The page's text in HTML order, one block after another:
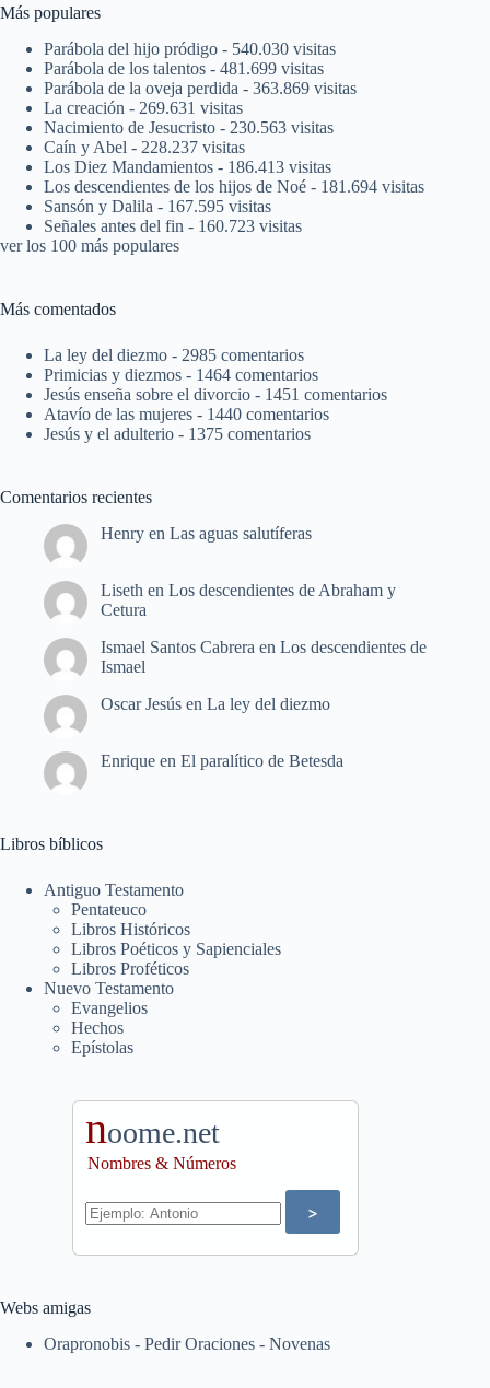
Más populares
Parábola del hijo pródigo - 540.030 visitas
Parábola de los talentos - 481.699 visitas
Parábola de la oveja perdida - 363.869 visitas
La creación - 269.631 visitas
Nacimiento de Jesucristo - 230.563 visitas
Caín y Abel - 228.237 visitas
Los Diez Mandamientos - 186.413 visitas
Los descendientes de los hijos de Noé - 181.694 visitas
Sansón y Dalila - 167.595 visitas
Señales antes del fin - 160.723 visitas
ver los 100 más populares
Más comentados
La ley del diezmo - 2985 comentarios
Primicias y diezmos - 1464 comentarios
Jesús enseña sobre el divorcio - 1451 comentarios
Atavío de las mujeres - 1440 comentarios
Jesús y el adulterio - 1375 comentarios
Comentarios recientes
Henry en Las aguas salutíferas
Liseth en Los descendientes de Abraham y
Cetura
Ismael Santos Cabrera en Los descendientes de
Ismael
Oscar Jesús en La ley del diezmo
Enrique en El paralítico de Betesda
Libros bíblicos
Antiguo Testamento
Pentateuco
Libros Históricos
Libros Poéticos y Sapienciales
Libros Proféticos
Nuevo Testamento
Evangelios
Hechos
Epístolas
noome.net
Nombres & Números
Webs amigas
Orapronobis - Pedir Oraciones - Novenas